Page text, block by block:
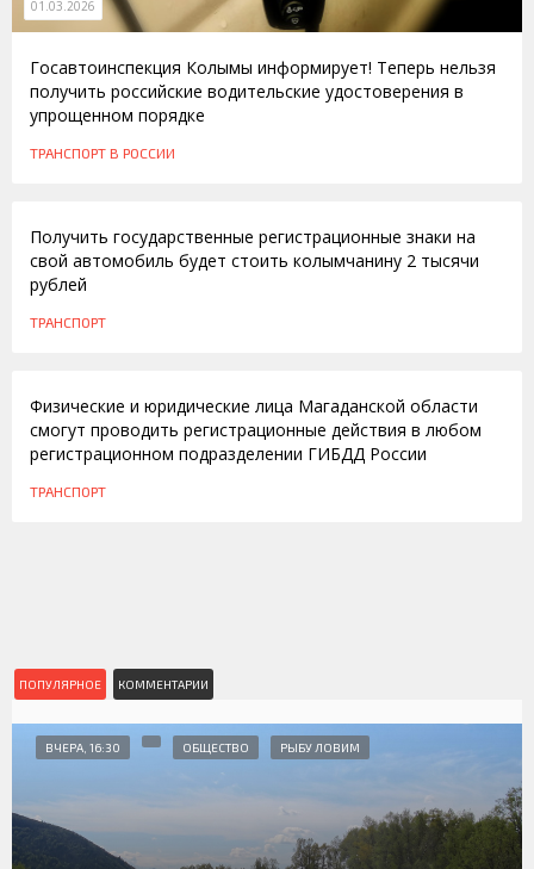
01.03.2026
Госавтоинспекция Колымы информирует! Теперь нельзя
получить российские водительские удостоверения в
упрощенном порядке
ТРАНСПОРТ В РОССИИ
Получить государственные регистрационные знаки на
свой автомобиль будет стоить колымчанину 2 тысячи
рублей
ТРАНСПОРТ
Физические и юридические лица Магаданской области
смогут проводить регистрационные действия в любом
регистрационном подразделении ГИБДД России
ТРАНСПОРТ
ПОПУЛЯРНОЕ КОММЕНТАРИИ
ВЧЕРА, 16:30 ОБЩЕСТВО РЫБУ ЛОВИМ